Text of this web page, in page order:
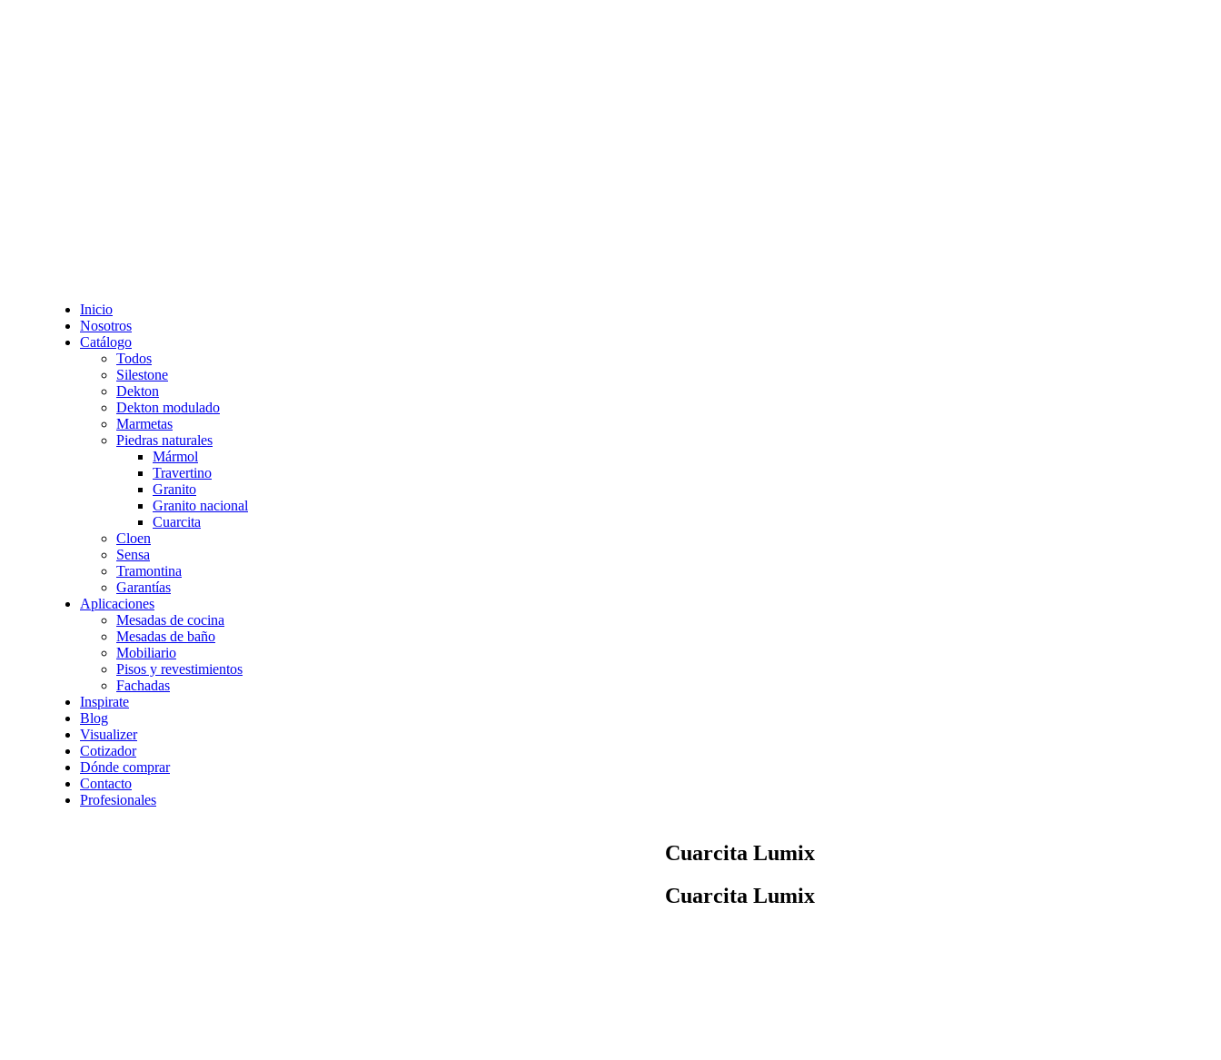
Inicio
Nosotros
Catálogo
Todos
Silestone
Dekton
Dekton modulado
Marmetas
Piedras naturales
Mármol
Travertino
Granito
Granito nacional
Cuarcita
Cloen
Sensa
Tramontina
Garantías
Aplicaciones
Mesadas de cocina
Mesadas de baño
Mobiliario
Pisos y revestimientos
Fachadas
Inspirate
Blog
Visualizer
Cotizador
Dónde comprar
Contacto
Profesionales
Cuarcita Lumix
Cuarcita Lumix